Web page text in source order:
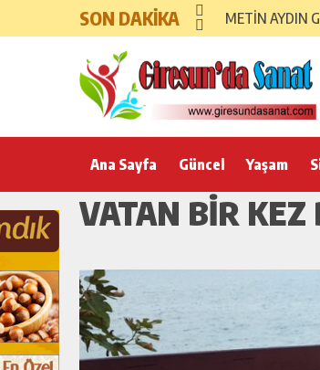
SON DAKİKA METİN AYDIN
Ana Sayfa Güncel Yaşam
VATAN BIR KEZ